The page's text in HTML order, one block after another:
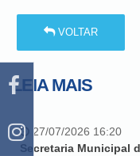
VOLTAR
LEIA MAIS
27/07/2026 16:20
Secretaria Municipal